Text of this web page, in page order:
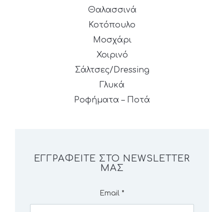
Θαλασσινά
Κοτόπουλο
Μοσχάρι
Χοιρινό
Σάλτσες/Dressing
Γλυκά
Ροφήματα – Ποτά
ΕΓΓΡΑΦΕΊΤΕ ΣΤΟ NEWSLETTER
ΜΑΣ
Email *